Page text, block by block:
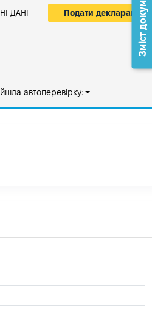
ДАНІ Подати декларацію
автоперевірку:
Зміст документа